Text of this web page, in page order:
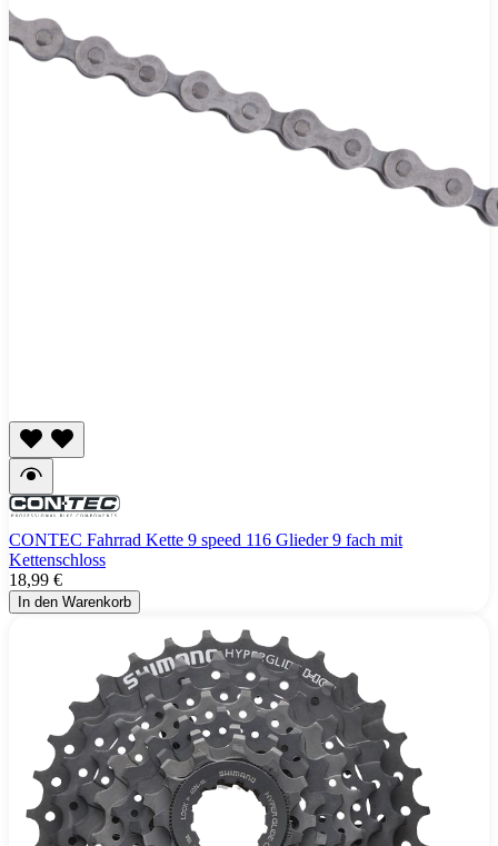
CONTEC Fahrrad Kette 9 speed 116 Glieder 9 fach mit
Kettenschloss
18,99 €
In den Warenkorb